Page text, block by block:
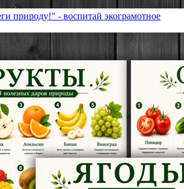
природу!" - воспитай экограмотное